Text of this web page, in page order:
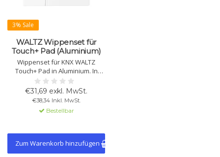
3% Sale
WALTZ Wippenset für
Touch+ Pad (Aluminium)
Wippenset für KNX WALTZ
Touch+ Pad in Aluminium. In
verschiedenen Farben
erhältlich. Für Bedienung über
Tasten. Hinweis: nur Wippen,
Basiseinheit separat bestellen.
€31,69 exkl. MwSt.
€38,34 Inkl. MwSt.
Bestellbar
Zum Warenkorb hinzufügen